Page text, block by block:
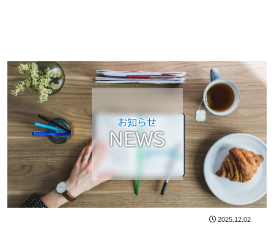
お知らせ
NEWS
2025.12.02